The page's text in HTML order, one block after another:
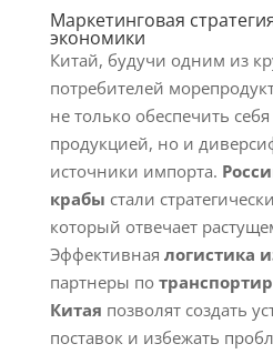
Маркетинговая
экономики
Китай, будучи одним из
потребителей
не только обеспечить
продукцией, но и
источники импорта.
крабы стали
который отвечает
Эффективная логистика
партнеры по
Китая позволят создать
поставок и избежать